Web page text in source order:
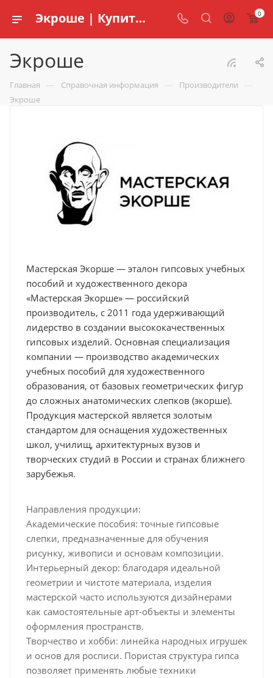
Экроше | Купить товары бренда в интернет-магазине schools.ru 0
Экроше
Главная — Справочная информация — Производители —
Экроше
Мастерская Экорше — эталон гипсовых учебных
пособий и художественного декора
«Мастерская Экорше» — российский
производитель, с 2011 года удерживающий
лидерство в создании высококачественных
гипсовых изделий. Основная специализация
компании — производство академических
учебных пособий для художественного
образования, от базовых геометрических фигур
до сложных анатомических слепков (экорше).
Продукция мастерской является золотым
стандартом для оснащения художественных
школ, училищ, архитектурных вузов и
творческих студий в России и странах ближнего
зарубежья.
Направления продукции:
Академические пособия: точные гипсовые
слепки, предназначенные для обучения
рисунку, живописи и основам композиции.
Интерьерный декор: благодаря идеальной
геометрии и чистоте материала, изделия
мастерской часто используются дизайнерами
как самостоятельные арт-объекты и элементы
оформления пространств.
Творчество и хобби: линейка народных игрушек
и основ для росписи. Пористая структура гипса
позволяет применять любые техники